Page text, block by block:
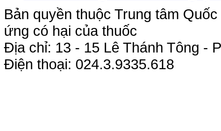
Bản quyền thuộc Trung tâm
ứng có hại của thuốc
Địa chỉ: 13 - 15 Lê Thánh Tông -
Điện thoại: 024.3.9335.618